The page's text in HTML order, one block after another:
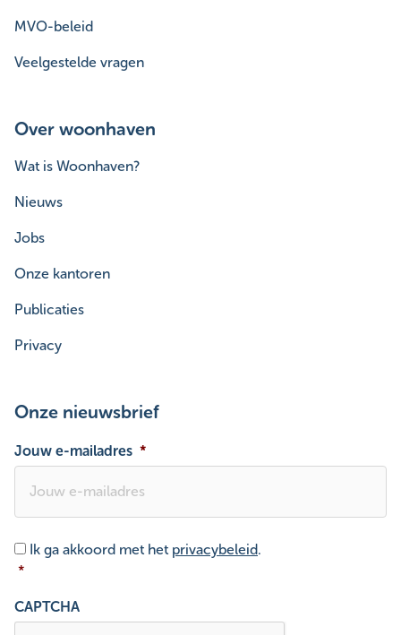
MVO-beleid
Veelgestelde vragen
Over woonhaven
Wat is Woonhaven?
Nieuws
Jobs
Onze kantoren
Publicaties
Privacy
Onze nieuwsbrief
Jouw e-mailadres *
Toestemming *
Ik ga akkoord met het privacybeleid.
*
CAPTCHA